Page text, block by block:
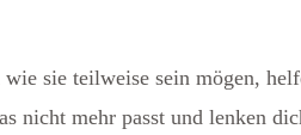
sie teilweise sein mögen,
nicht mehr passt und lenken